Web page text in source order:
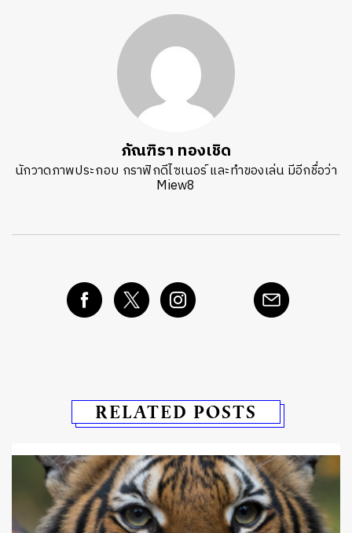
ภัณฑิรา ทองเชิด
นักวาดภาพประกอบ กราฟิกดีไซเนอร์ และทำของเล่น มีอีกชื่อว่า
Miew8
RELATED POSTS